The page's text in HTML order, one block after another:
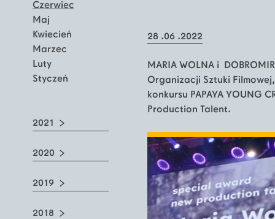
Czerwiec
Maj
Kwiecień
Marzec
Luty
Styczeń
2021
2020
2019
2018
28 .06 .2022
MARIA WOLNA i
Organizacji Sztuki
konkursu PAPAYA YOUNG
Production Talent.